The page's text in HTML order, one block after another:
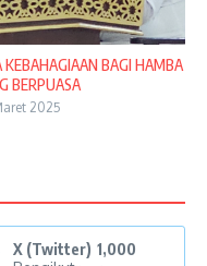
KEBAHAGIAAN BAGI HAMBA
BERPUASA
2025
X (Twitter) 1,000